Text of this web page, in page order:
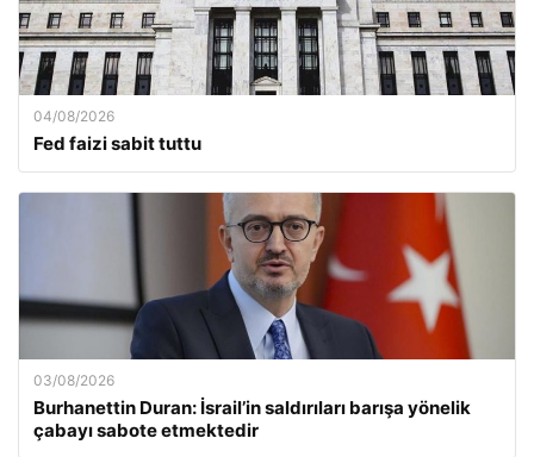
04/08/2026
Fed faizi sabit tuttu
03/08/2026
Burhanettin Duran: İsrail’in saldırıları barışa yönelik
çabayı sabote etmektedir